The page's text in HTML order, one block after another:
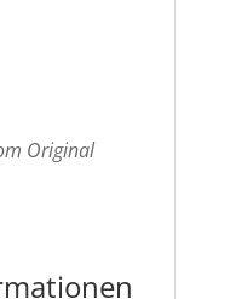
Original